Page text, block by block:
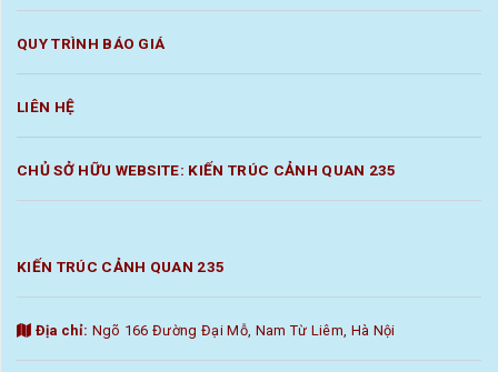
QUY TRÌNH BÁO GIÁ
LIÊN HỆ
CHỦ SỞ HỮU WEBSITE: KIẾN TRÚC CẢNH QUAN 235
KIẾN TRÚC CẢNH QUAN 235
Địa chỉ: Ngõ 166 Đường Đại Mỗ, Nam Từ Liêm, Hà Nội